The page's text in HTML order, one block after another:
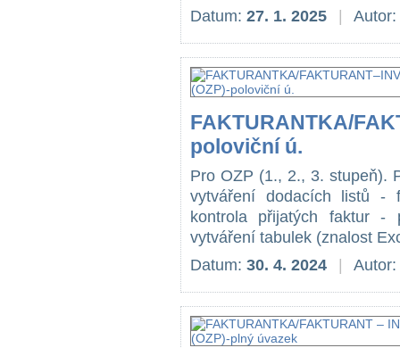
Datum: 27. 1. 2025 Autor:
FAKTURANTKA/
poloviční ú.
Pro OZP (1., 2., 3. stupeň).
vytváření dodacích listů -
kontrola přijatých faktur -
vytváření tabulek (znalost
Datum: 30. 4. 2024 Autor: